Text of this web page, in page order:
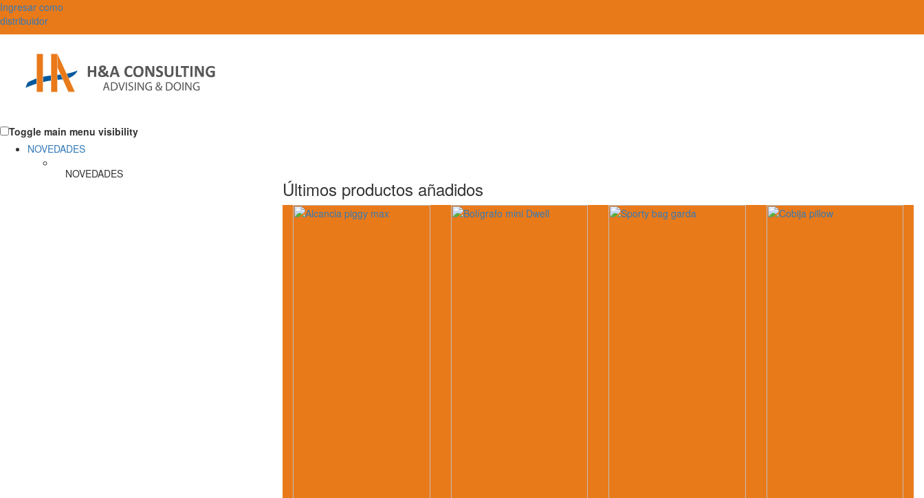
Ingresar como
distribuidor
Toggle main menu visibility
NOVEDADES
NOVEDADES
Últimos productos añadidos